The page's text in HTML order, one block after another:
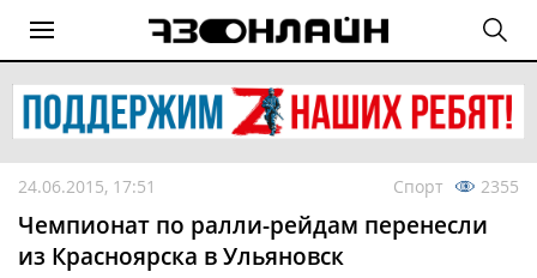
24.06.2015, 17:51 Спорт 2355
Чемпионат по ралли-рейдам перенесли
из Красноярска в Ульяновск